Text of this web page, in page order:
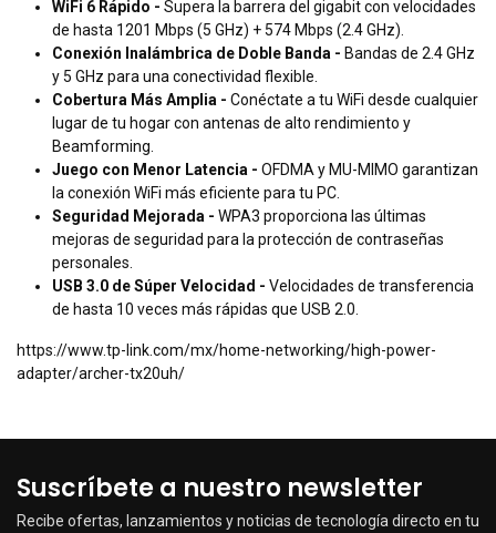
WiFi 6 Rápido - Supera la barrera del gigabit con velocidades
de hasta 1201 Mbps (5 GHz) + 574 Mbps (2.4 GHz).
Conexión Inalámbrica de Doble Banda - Bandas de 2.4 GHz
y 5 GHz para una conectividad flexible.
Cobertura Más Amplia - Conéctate a tu WiFi desde cualquier
lugar de tu hogar con antenas de alto rendimiento y
Beamforming.
Juego con Menor Latencia - OFDMA y MU-MIMO garantizan
la conexión WiFi más eficiente para tu PC.
Seguridad Mejorada - WPA3 proporciona las últimas
mejoras de seguridad para la protección de contraseñas
personales.
USB 3.0 de Súper Velocidad - Velocidades de transferencia
de hasta 10 veces más rápidas que USB 2.0.
https://www.tp-link.com/mx/home-networking/high-power-
adapter/archer-tx20uh/
Suscríbete a nuestro newsletter
Recibe ofertas, lanzamientos y noticias de tecnología directo en tu